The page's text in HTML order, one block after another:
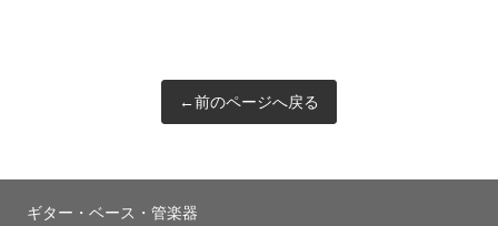
←前のページへ戻る
ギター・ベース・管楽器